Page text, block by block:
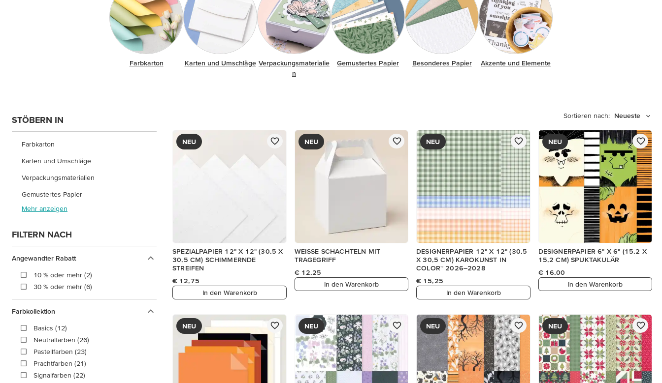
Farbkarton Karten und Umschläge Verpackungsmaterialie
n
Gemustertes Papier Besonderes Papier Akzente und Elemente
STÖBERN IN
Farbkarton
Karten und Umschläge
Verpackungsmaterialien
Gemustertes Papier
Mehr anzeigen
FILTERN NACH
Angewandter Rabatt
10 % oder mehr (2)
30 % oder mehr (6)
Farbkollektion
Basics (12)
Neutralfarben (26)
Pastellfarben (23)
Prachtfarben (21)
Signalfarben (22)
Sortieren nach: Neueste
NEU
SPEZIALPAPIER 12" X 12" (30,5 X
30,5 CM) SCHIMMERNDE
STREIFEN
€ 12,75
In den Warenkorb
NEU
WEISSE SCHACHTELN MIT
TRAGEGRIFF
€ 12,25
In den Warenkorb
NEU
DESIGNERPAPIER 12" X 12" (30,5
X 30,5 CM) KAROKUNST IN
COLOR™ 2026–2028
€ 15,25
In den Warenkorb
NEU
DESIGNERPAPIER 6" X 6" (15,2 X
15,2 CM) SPUKTAKULÄR
€ 16,00
In den Warenkorb
NEU NEU NEU NEU